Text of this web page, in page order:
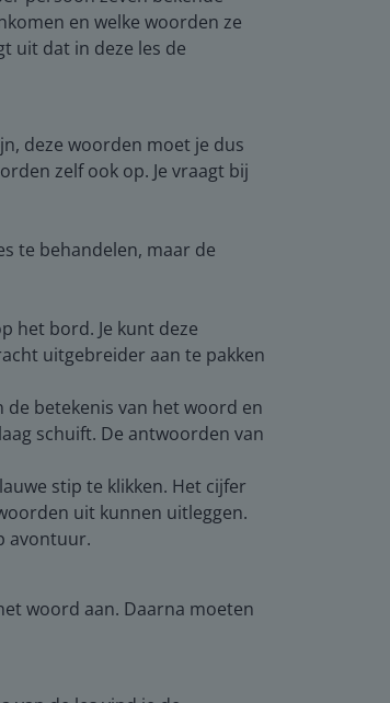
en welke woorden ze
uit dat in deze les de
deze woorden moet je dus
zelf ook op. Je vraagt bij
te behandelen, maar de
het bord. Je kunt deze
uitgebreider aan te pakken
betekenis van het woord en
schuift. De antwoorden van
stip te klikken. Het cijfer
uit kunnen uitleggen.
avontuur.
woord aan. Daarna moeten